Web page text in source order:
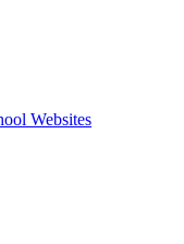
Websites